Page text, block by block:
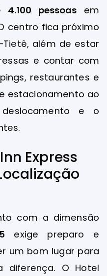
4.100 pessoas em
centro fica próximo
além de estar
e contar com
restaurantes e
estacionamento ao
e o
Express
com a dimensão
exige preparo e
um bom lugar para
diferença. O Hotel